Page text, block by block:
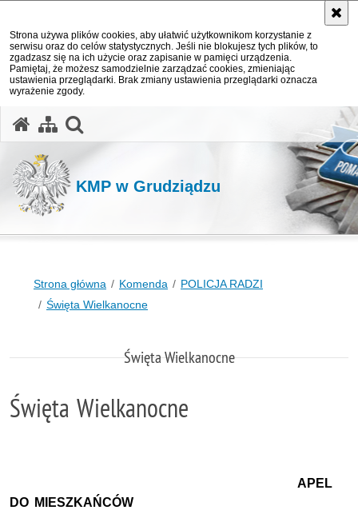
Strona używa plików cookies, aby ułatwić użytkownikom korzystanie z
serwisu oraz do celów statystycznych. Jeśli nie blokujesz tych plików, to
zgadzasz się na ich użycie oraz zapisanie w pamięci urządzenia.
Pamiętaj, że możesz samodzielnie zarządzać cookies, zmieniając
ustawienia przeglądarki. Brak zmiany ustawienia przeglądarki oznacza
wyrażenie zgody.
KMP w Grudziądzu
Strona główna Komenda
POLICJA RADZI
Święta Wielkanocne
Święta Wielkanocne
Święta Wielkanocne
APEL
DO MIESZKAŃCÓW